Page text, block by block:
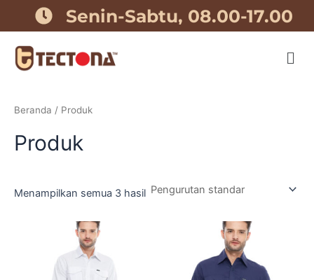
Senin-Sabtu, 08.00-17.00
Beranda / Produk
Produk
Menampilkan semua 3 hasil